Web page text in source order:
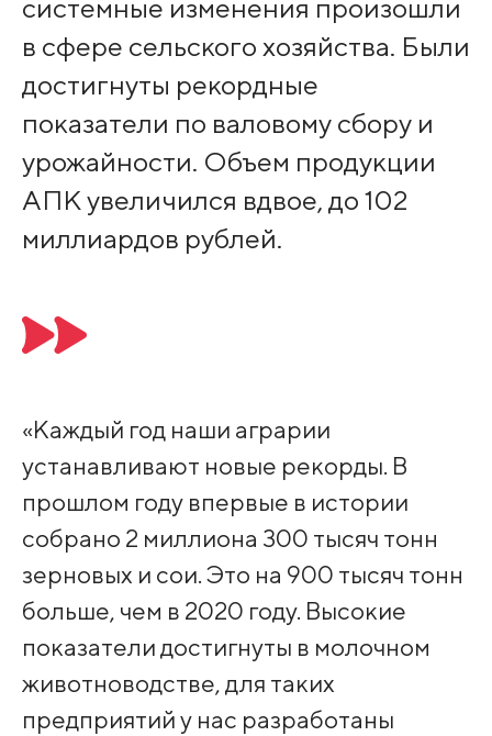
системные изменения произошли
в сфере сельского хозяйства. Были
достигнуты рекордные
показатели по валовому сбору и
урожайности. Объем продукции
АПК увеличился вдвое, до 102
миллиардов рублей.
«Каждый год наши аграрии
устанавливают новые рекорды. В
прошлом году впервые в истории
собрано 2 миллиона 300 тысяч тонн
зерновых и сои. Это на 900 тысяч тонн
больше, чем в 2020 году. Высокие
показатели достигнуты в молочном
животноводстве, для таких
предприятий у нас разработаны